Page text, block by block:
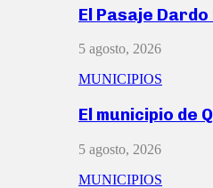
El Pasaje
5 agosto, 2026
MUNICIPIOS
El municipio de
5 agosto, 2026
MUNICIPIOS